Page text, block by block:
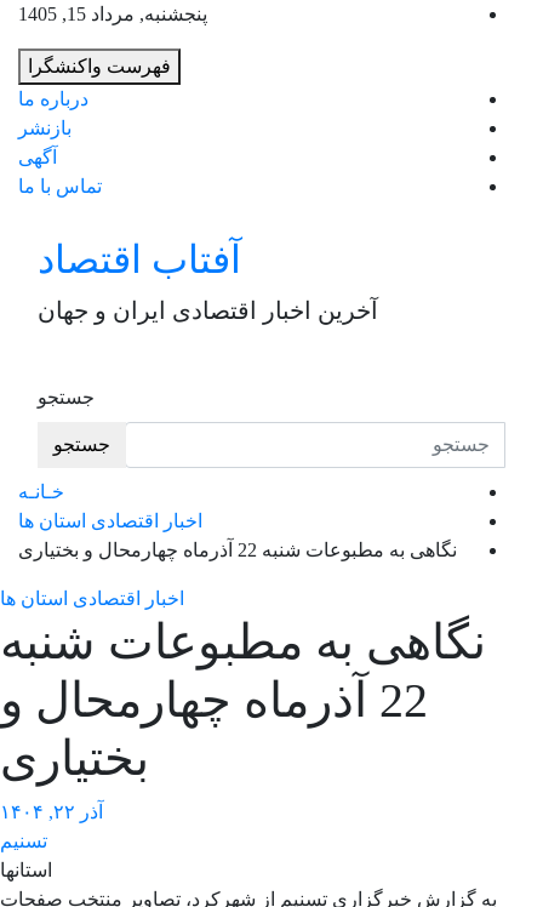
پنجشنبه, مرداد 15, 1405
فهرست واکنشگرا
درباره ما
بازنشر
آگهی
تماس با ما
آفتاب اقتصاد
آخرین اخبار اقتصادی ایران و جهان
جستجو
جستجو
خـانـه
اخبار اقتصادی استان ها
نگاهی به مطبوعات شنبه 22 آذرماه چهارمحال و بختیاری
اخبار اقتصادی استان ها
نگاهی به مطبوعات شنبه
22 آذرماه چهارمحال و
بختیاری
آذر ۲۲, ۱۴۰۴
تسنیم
استانها
به گزارش خبرگزاری تسنیم از شهرکرد، تصاویر منتخب صفحات